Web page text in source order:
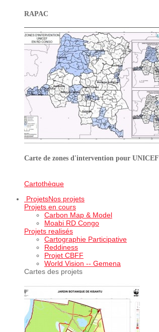
RAPAC
Carte de zones d'intervention pour UNICEF
Cartothèque
ProjetsNos projets
Projets en cours
Carbon Map & Model
Moabi RD Congo
Projets realisés
Cartographie Participative
Reddiness
Projet CBFF
World Vision -- Gemena
Cartes des projets